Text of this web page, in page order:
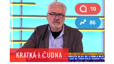
10
86
KRATKA I ČUDNA